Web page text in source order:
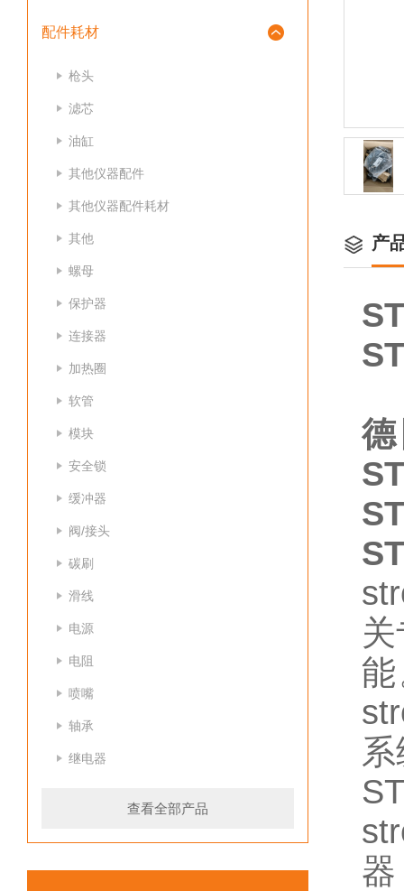
配件耗材
枪头
滤芯
油缸
其他仪器配件
其他仪器配件耗材
其他
螺母
保护器
连接器
加热圈
软管
模块
安全锁
缓冲器
阀/接头
碳刷
滑线
电源
电阻
喷嘴
轴承
继电器
查看全部产品
产